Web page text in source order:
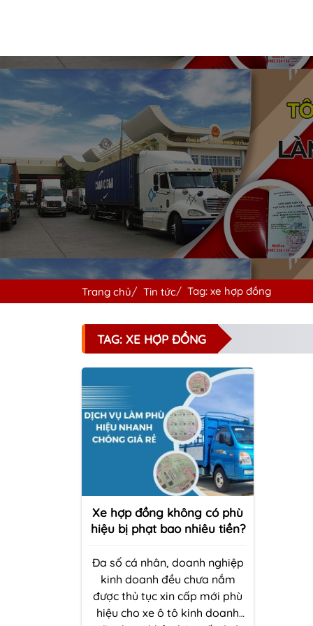
Trang chủ Tin tức Tag: xe hợp đồng
TAG: XE HỢP ĐỒNG
Xe hợp đồng không có phù
hiệu bị phạt bao nhiêu tiền?
Đa số cá nhân, doanh nghiệp
kinh doanh đều chưa nắm
được thủ tục xin cấp mới phù
hiệu cho xe ô tô kinh doanh